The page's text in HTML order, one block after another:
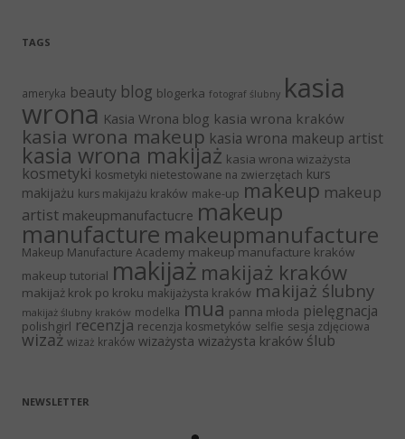
TAGS
ameryka beauty blog blogerka fotograf ślubny kasia
wrona Kasia Wrona blog kasia wrona kraków
kasia wrona makeup kasia wrona makeup artist
kasia wrona makijaż kasia wrona wizażysta
kosmetyki kosmetyki nietestowane na zwierzętach kurs
makijażu kurs makijażu kraków make-up makeup makeup
artist makeupmanufactucre makeup
manufacture makeupmanufacture
Makeup Manufacture Academy makeup manufacture kraków
makeup tutorial makijaż makijaż kraków
makijaż krok po kroku makijażysta kraków makijaż ślubny
makijaż ślubny kraków modelka mua panna młoda pielęgnacja
polishgirl recenzja recenzja kosmetyków selfie sesja zdjęciowa
wizaż wizaż kraków wizażysta wizażysta kraków ślub
NEWSLETTER